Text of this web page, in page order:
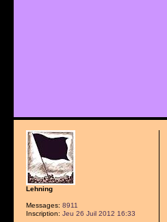
Lehning
Messages: 8911
Inscription: Jeu 26 Juil 2012 16:33